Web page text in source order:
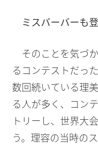
ミスバーバーも
そのことを気づ
るコンテストだっ
数回続いている理
る人が多く、コン
トリーし、世界大
う。理容の当時の